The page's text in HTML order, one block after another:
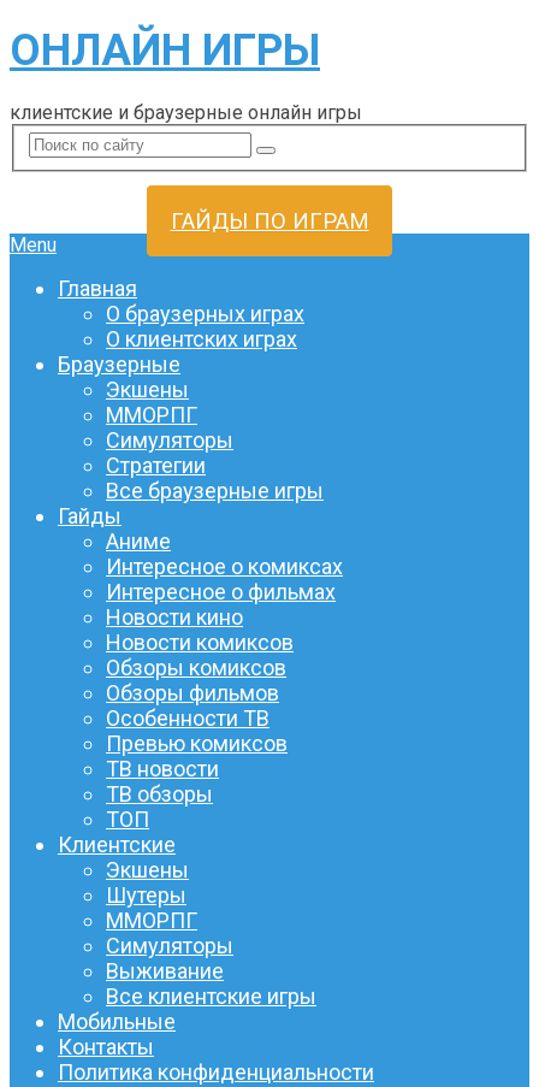
ОНЛАЙН ИГРЫ
клиентские и браузерные онлайн игры
ГАЙДЫ ПО ИГРАМ
Menu
Главная
О браузерных играх
О клиентских играх
Браузерные
Экшены
ММОРПГ
Симуляторы
Стратегии
Все браузерные игры
Гайды
Аниме
Интересное о комиксах
Интересное о фильмах
Новости кино
Новости комиксов
Обзоры комиксов
Обзоры фильмов
Особенности ТВ
Превью комиксов
ТВ новости
ТВ обзоры
ТОП
Клиентские
Экшены
Шутеры
ММОРПГ
Симуляторы
Выживание
Все клиентские игры
Мобильные
Контакты
Политика конфиденциальности